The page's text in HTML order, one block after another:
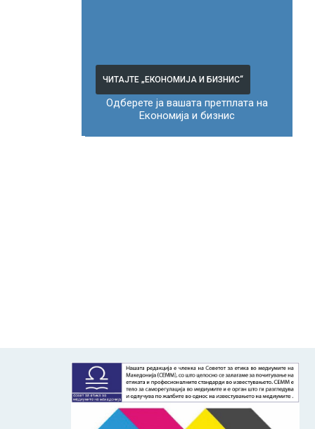
ЧИТАЈТЕ „ЕКОНОМИЈА И БИЗНИС“
Одберете ја вашата претплата на
Економија и бизнис